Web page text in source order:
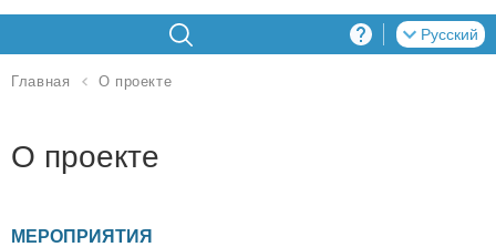
Русский
Главная О проекте
О проекте
МЕРОПРИЯТИЯ